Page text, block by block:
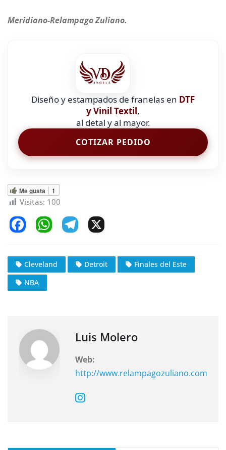
Meridiano-Relampago Zuliano.
Diseño y estampados de franelas en DTF
y Vinil Textil,
al detal y al mayor.
COTIZAR PEDIDO
Me gusta 1
Visitas: 100
c
e
b
k
W
at
s
e
gr
Cleveland Detroit
Finales del Este
NBA
Luis Molero
Web:
http://www.relampagozuliano.com